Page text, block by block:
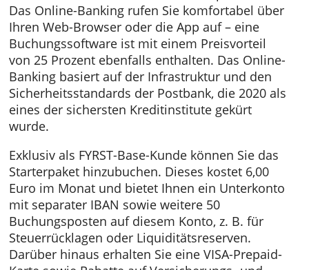
oder mindestens 5,99 Euro.
Sollten Sie Ihre Debitkarte einmal verlieren,
bekommen Sie ohne Aufschlag eine neue
CARD gestellt. Eine Partnerkarte für Freunde
oder Ihre Familie kostet einen Euro pro
Das Online-Banking rufen Sie komfortabel
Ihren Web-Browser oder die App auf – eine
Buchungssoftware ist mit einem Preisvorteil
von 25 Prozent ebenfalls enthalten. Das
Banking basiert auf der Infrastruktur und den
Sicherheitsstandards der Postbank, die 2020
eines der sichersten Kreditinstitute gekürt
wurde.